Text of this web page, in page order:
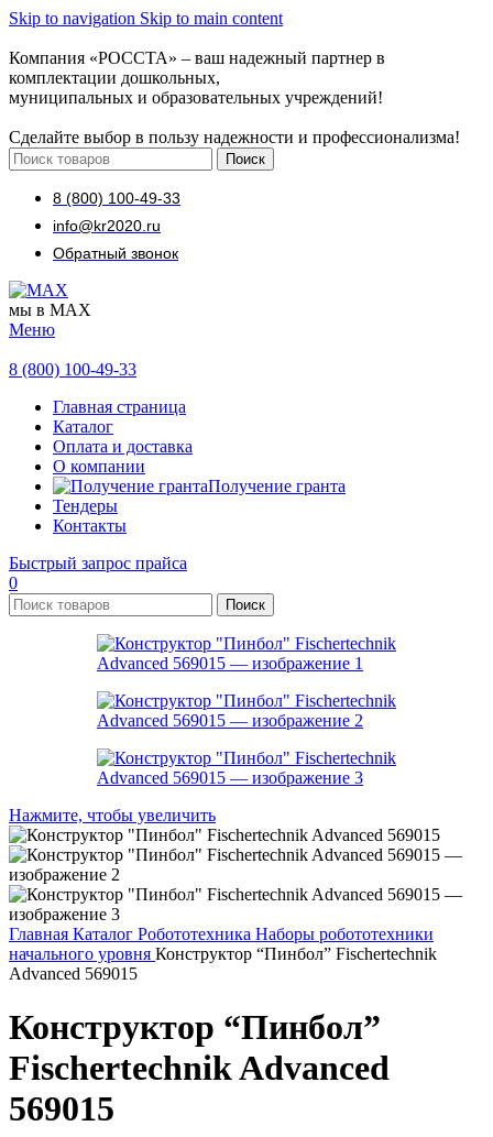
Skip to navigation Skip to main content
Компания «РОССТА» – ваш надежный партнер в
комплектации дошкольных,
муниципальных и образовательных учреждений!
Сделайте выбор в пользу надежности и профессионализма!
Поиск
8 (800) 100-49-33
info@kr2020.ru
Обратный звонок
мы в MAX
Меню
8 (800) 100-49-33
Главная страница
Каталог
Оплата и доставка
О компании
Получение гранта
Тендеры
Контакты
Быстрый запрос прайса
0
Поиск
Нажмите, чтобы увеличить
Главная Каталог Робототехника Наборы робототехники
начального уровня Конструктор “Пинбол” Fischertechnik
Advanced 569015
Конструктор “Пинбол”
Fischertechnik Advanced
569015